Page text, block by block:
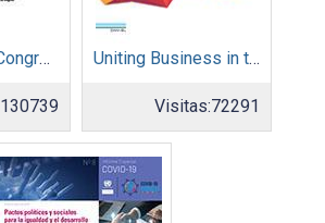
Memorias IX Congreso Pacto Global 2019
130739
Uniting Business in the Decade of Action
Visitas:72291